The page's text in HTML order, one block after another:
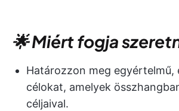
🌟 Miért fogja
Határozzon meg egyértelmű,
célokat, amelyek
céljaival.